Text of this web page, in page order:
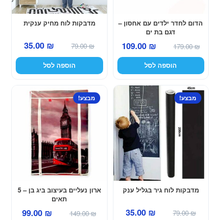
הדום לחדר ילדים עם אחסון –
דגם בת ים
179.00₪
המחיר
המקורי
היה:
109.00 ₪
הנוכחי
הוא:
הוספה לסל
מדבקות לוח מחיק ענקית
79.00₪
המחיר
המקורי
היה:
35.00 ₪
המחיר
הנוכחי
הוא:
הוספה לסל
מדבקות לוח גיר בגליל ענק
מבצע!
79.00₪
המחיר35.00 ₪
המחיר
ארון נעליים בעיצוב ביג בן – 5
תאים
מבצע!
149.00₪
המחיר99.00 ₪
המחיר